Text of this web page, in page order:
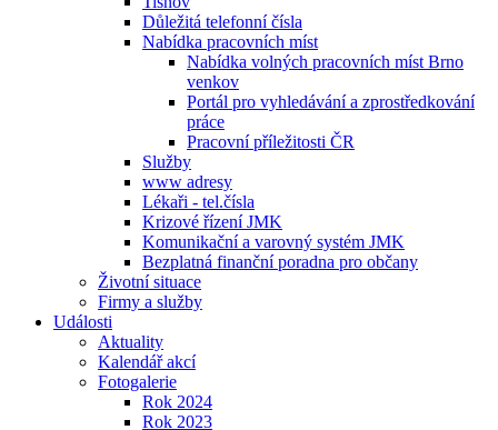
Důležitá telefonní čísla
Nabídka pracovních míst
Nabídka volných pracovních míst Brno
venkov
Portál pro vyhledávání a zprostředkování
práce
Pracovní příležitosti ČR
Služby
www adresy
Lékaři - tel.čísla
Krizové řízení JMK
Komunikační a varovný systém JMK
Bezplatná finanční poradna pro občany
Životní situace
Firmy a služby
Události
Aktuality
Kalendář akcí
Fotogalerie
Rok 2024
Rok 2023